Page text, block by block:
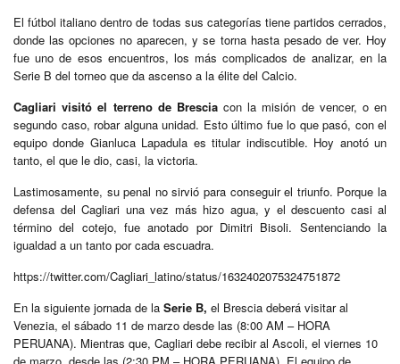
El fútbol italiano dentro de todas sus categorías tiene partidos cerrados,
donde las opciones no aparecen, y se torna hasta pesado de ver. Hoy
fue uno de esos encuentros, los más complicados de analizar, en la
Serie B del torneo que da ascenso a la élite del Calcio.
Cagliari visitó el terreno de Bresciacon la misión de vencer, o en
segundo caso, robar alguna unidad. Esto último fue lo que pasó, con el
equipo donde Gianluca Lapadula es titular indiscutible. Hoy anotó un
tanto, el que le dio, casi, la victoria.
Lastimosamente, su penal no sirvió para conseguir el triunfo. Porque la
defensa del Cagliari una vez más hizo agua, y el descuento casi al
término del cotejo, fue anotado por Dimitri Bisoli. Sentenciando la
igualdad a un tanto por cada escuadra.
https://twitter.com/Cagliari_latino/status/1632402075324751872
En la siguiente jornada de la Serie B, el Brescia deberá visitar al
Venezia, el sábado 11 de marzo desde las (8:00 AM – HORA
PERUANA). Mientras que, Cagliari debe recibir al Ascoli, el viernes 10